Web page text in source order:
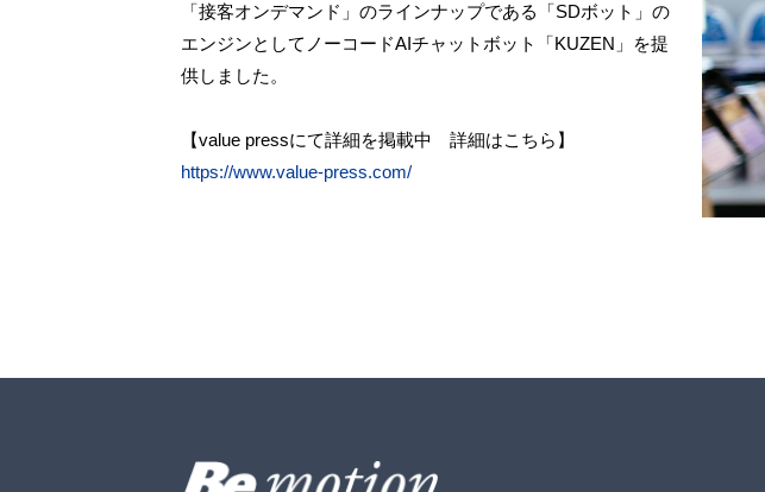
「接客オンデマンド」のラインナップである「SDボット」の
エンジンとしてノーコードAIチャットボット「KUZEN」を提
供しました。
【value pressにて詳細を掲載中 詳細はこちら】
https://www.value-press.com/